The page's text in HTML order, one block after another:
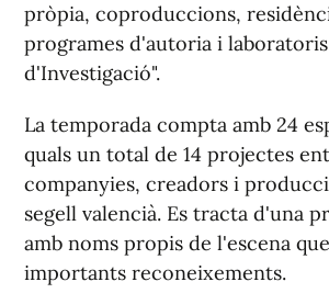
pròpia, coproduccions,
programes d'autoria i laboratoris
d'Investigació".
La temporada compta amb 24
quals un total de 14 projectes
companyies, creadors i
segell valencià. Es tracta d'una
amb noms propis de l'escena
importants reconeixements.